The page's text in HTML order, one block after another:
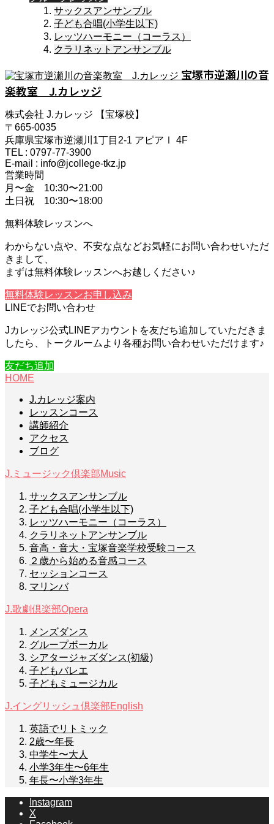
サックスアンサンブル
子ども合唱(小学生以下)
レッツハーモニー（コーラス）
クラリネットアンサンブル
宝塚市逆瀬川の音
楽教室 J.カレッジ
株式会社 J.カレッジ 【宝塚校】
〒665-0035
兵庫県宝塚市逆瀬川1丁目2-1 アピアⅠ 4F
TEL : 0797-77-3900
E-mail : info@jcollege-tkz.jp
営業時間
月〜金 10:30〜21:00
土日祝 10:30〜18:00
無料体験レッスンへ
わからない点や、不安な点などお気軽にお問い合わせいただ
きまして、
まずは無料体験レッスンへお越しください♪
無料体験レッスンお申し込み
LINEでお問い合わせ
Jカレッジ公式LINEアカウントを友だち追加していただきま
したら、トークルームより各種お問い合わせいただけます♪
友だち追加
HOME
J.カレッジ案内
レッスンコース
講師紹介
アクセス
ブログ
J.ミュージック倶楽部Music
サックスアンサンブル
子ども合唱(小学生以下)
レッツハーモニー（コーラス）
クラリネットアンサンブル
音高・音大・宝塚音楽学校受験コース
２歳から始める音感コース
セッションコース
マリンバ
J.歌劇倶楽部Opera
メンズダンス
グループボーカル
シアタージャズダンス(初級)
子どもバレエ
子どもミュージカル
J.イングリッシュ倶楽部English
英語でリトミック
2歳〜年長
中学生〜大人
小学3年生〜6年生
年長〜小学3年生
Instagram
X